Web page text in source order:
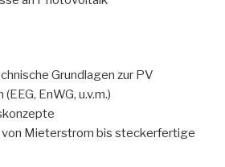
Grundlagen zur PV
EnWG, u.v.m.)
Mieterstrom bis steckerfertige